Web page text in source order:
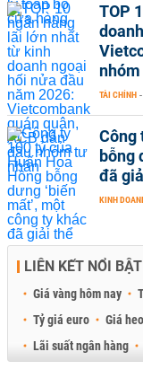
TOP
TÀI CHÍNH -
Công
bỗng
đã
KINH
LIÊN KẾT NỔI BẬT
Giá vàng hôm nay
Tỷ giá euro
Giá
Lãi suất ngân hàng